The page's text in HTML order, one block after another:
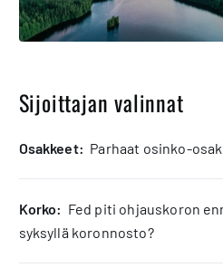
Sijoittajan valinnat
osakkeet: Parhaat osinko-
korko: Fed piti ohjauskoron
syksyllä koronnosto?